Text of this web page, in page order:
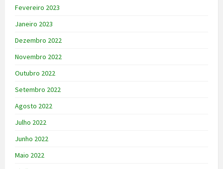
Fevereiro 2023
Janeiro 2023
Dezembro 2022
Novembro 2022
Outubro 2022
Setembro 2022
Agosto 2022
Julho 2022
Junho 2022
Maio 2022